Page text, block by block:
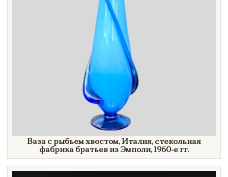
Ваза с рыбьем хвостом, Италия, стекольная
фабрика братьев из Эмполи,1960-е гг.